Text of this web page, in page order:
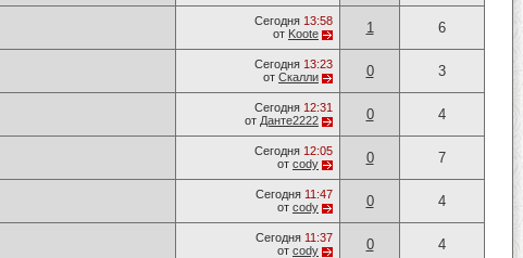
Сегодня 13:58
от Koote 1 6
Сегодня 13:23
от Скалли 0 3
Сегодня 12:31
от Данте2222 0 4
Сегодня 12:05
от cody 0 7
Сегодня 11:47
от cody 0 4
Сегодня 11:37
от cody 0 4